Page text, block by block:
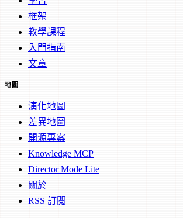
框架
教學課程
入門指南
文章
地圖
演化地圖
差異地圖
開源專案
Knowledge MCP
Director Mode Lite
關於
RSS 訂閱